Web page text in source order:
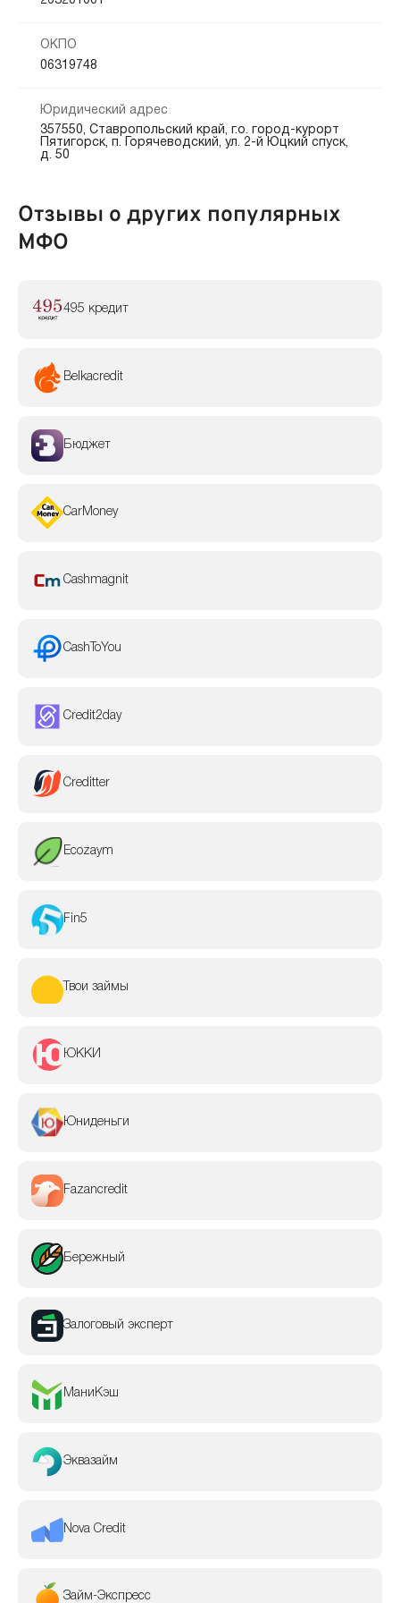
ОКПО
06319748
Юридический адрес
357550, Ставропольский край, г.о. город-курорт
Пятигорск, п. Горячеводский, ул. 2-й Юцкий спуск,
д. 50
Отзывы о других популярных
МФО
495 кредит
Belkacredit
Бюджет
CarMoney
Cashmagnit
CashToYou
Credit2day
Creditter
Ecozaym
Fin5
Твои займы
ЮККИ
Юниденьги
Fazancredit
Бережный
Залоговый эксперт
МаниКэш
Эквазайм
Nova Credit
Займ-Экспресс